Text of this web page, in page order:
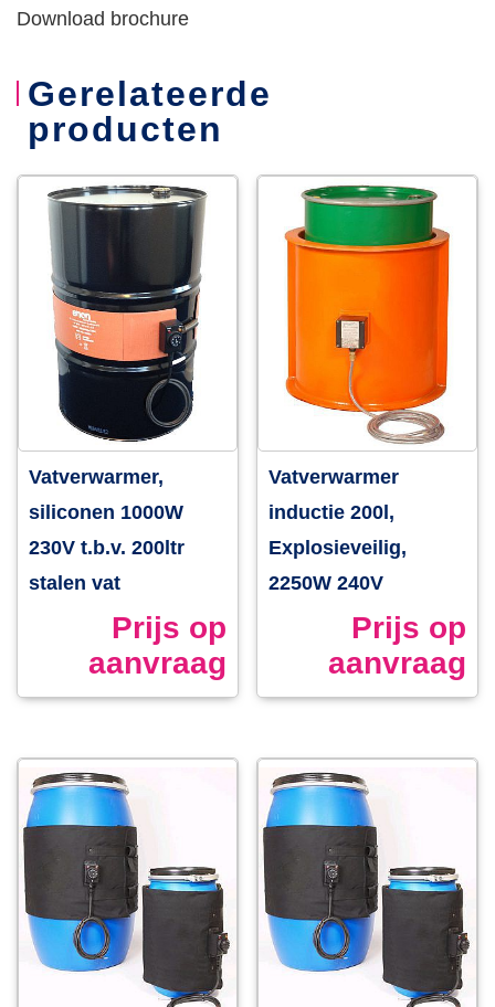
Download brochure
Gerelateerde
producten
Vatverwarmer,
siliconen 1000W
230V t.b.v. 200ltr
stalen vat
Prijs op
aanvraag
Vatverwarmer
inductie 200l,
Explosieveilig,
2250W 240V
Prijs op
aanvraag